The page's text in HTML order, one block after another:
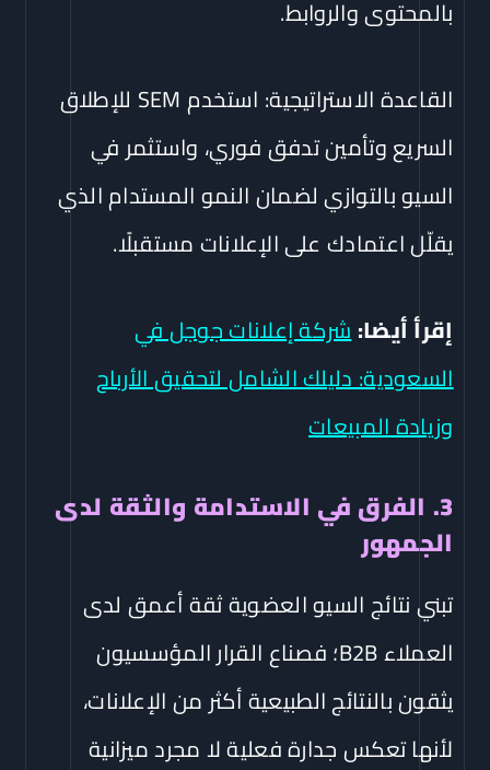
بالمحتوى والروابط.
القاعدة الاستراتيجية: استخدم SEM للإطلاق
السريع وتأمين تدفق فوري، واستثمر في
السيو بالتوازي لضمان النمو المستدام الذي
يقلّل اعتمادك على الإعلانات مستقبلًا.
إقرأ أيضا:شركة إعلانات جوجل في
السعودية: دليلك الشامل لتحقيق الأرباح
وزيادة المبيعات
3. الفرق في الاستدامة والثقة لدى
الجمهور
تبني نتائج السيو العضوية ثقة أعمق لدى
العملاء B2B؛ فصناع القرار المؤسسيون
يثقون بالنتائج الطبيعية أكثر من الإعلانات،
لأنها تعكس جدارة فعلية لا مجرد ميزانية